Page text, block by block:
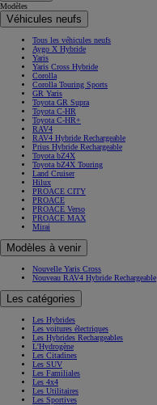
Modèles
Véhicules neufs
Tous les véhicules neufs
Aygo X Hybride
Yaris
Yaris Cross Hybride
Corolla
Corolla Touring Sports
GR Yaris
Toyota GR Supra
Toyota C-HR
Toyota C-HR+
RAV4
RAV4 Hybride Rechargeable
Prius Hybride Rechargeable
Toyota bZ4X
Toyota bZ4X Touring
Land Cruiser
Hilux
PROACE CITY
PROACE
PROACE Verso
PROACE MAX
Mirai
Modèles à venir
Nouvelle Yaris Cross
Nouveau RAV4 Hybride Rechargeable
Les catégories
Les Hybrides
Les voitures électriques
Les Hybrides Rechargeables
L'Hydrogène
Les Citadines
Les SUV
Les Familiales
Les 4x4
Les Utilitaires
Les Sportives